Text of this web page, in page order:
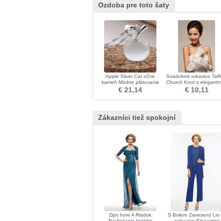
Ozdoba pre toto šaty
Apple Silver Cat očné
kameň Módne plátovanie
krátky náhrdelník
€ 21,14
Svadobné rukavice
Church Knot s
náušnicami
€ 10,11
Zákazníci tiež spokojní
Zips hore A Riadok
S Bolero Zavesený Lis